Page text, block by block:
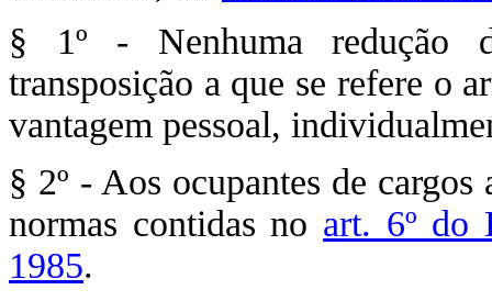
§ 1º - Nenhuma redução
transposição a que se refere o
vantagem pessoal,
§ 2º - Aos ocupantes de cargos
normas contidas no art. 6º do
1985.